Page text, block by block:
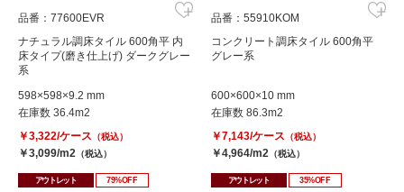
品番：77600EVR
ナチュラル調床タイル 600角平 内
床タイプ(磨き仕上げ) ダークグレー
系
598×598×9.2 mm
在庫数 36.4m2
￥3,322/ケース （税込）
￥3,099/m2 （税込）
アウトレット 79%OFF
品番：55910KOM
コンクリート調床タイル 600角平
グレー系
600×600×10 mm
在庫数 86.3m2
￥7,143/ケース （税込）
￥4,964/m2 （税込）
アウトレット 35%OFF